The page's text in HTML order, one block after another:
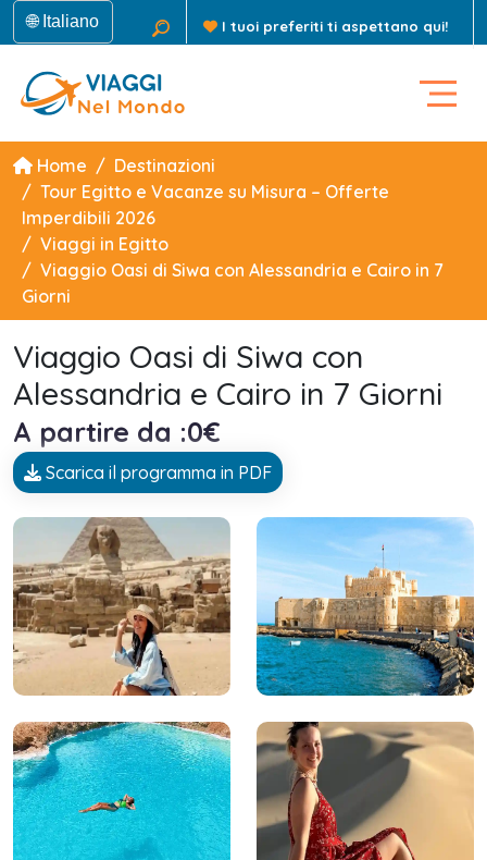
🌐 Italiano I tuoi preferiti ti aspettano qui!
Home
Destinazioni
Tour Egitto e Vacanze su Misura – Offerte
Imperdibili 2026
Viaggi in Egitto
Viaggio Oasi di Siwa con Alessandria e Cairo in 7
Giorni
Viaggio Oasi di Siwa con
Alessandria e Cairo in 7 Giorni
A partire da :0€
Scarica il programma in PDF